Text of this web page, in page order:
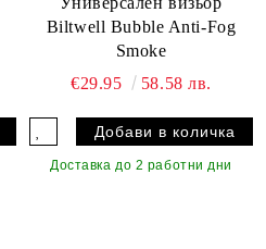
Biltwell Bubble Anti-Fog
Smoke
€29.95
58.58 лв.
Доставка до 2 работни дни